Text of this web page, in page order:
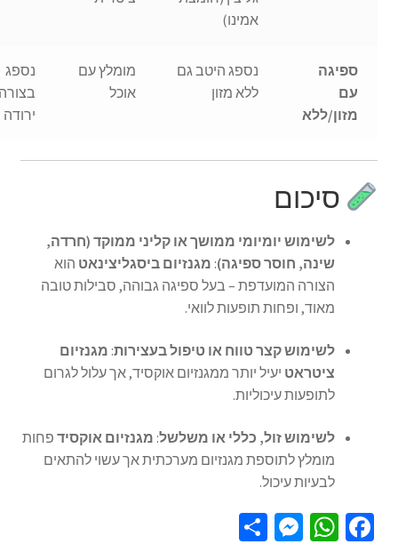
אמינו)
ספיגה
עם
מזון/ללא
נספג היטב גם
ללא מזון
מומלץ עם
אוכל
נספג
ירודה
סיכום
לשימוש יומיומי ממושך או קליני ממוקד (חרדה,
שינה, חוסר ספיגה): מגנזיום ביסגליצינאט הוא
הצורה המועדפת – בעל ספיגה גבוהה, סבילות טובה
מאוד, ופחות תופעות לוואי.
לשימוש קצר טווח או טיפול בעצירות: מגנזיום
ציטראט יעיל יותר ממגנזיום אוקסיד, אך עלול לגרום
לתופעות עיכוליות.
לשימוש זול, כללי או משלשל: מגנזיום אוקסידפחות
מומלץ לתוספת מגנזיום מערכתית אך עשוי להתאים
לבעיות עיכול.
Fa
W
M
S